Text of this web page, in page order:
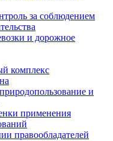
за соблюдением
и дорожное
комплекс
и
применения
правообладателей